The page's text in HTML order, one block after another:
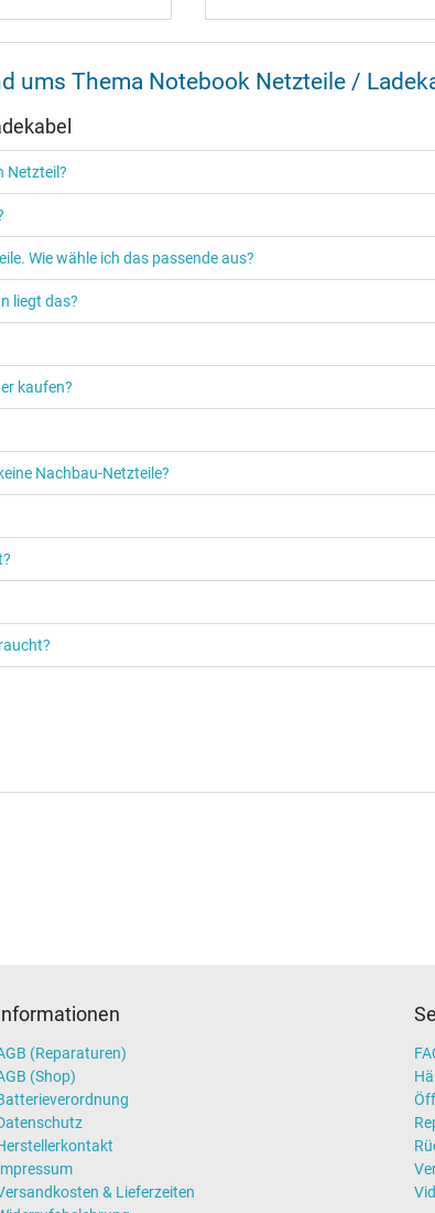
ThinkCentre M70q (11DW)
ThinkStation P320-TINY (30C2)
Gerne prüfen wir ob es sich dabei auch um das passende
in der Bestellanmerkung an.
ums Thema Notebook Netzteile /
Netzteil?
Wie wähle ich das passende aus?
liegt das?
kaufen?
Nachbau-Netzteile?
Informationen
(Reparaturen)
(Shop)
& Lieferzeiten